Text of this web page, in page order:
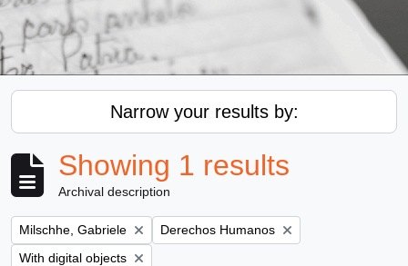
Narrow your results by:
Showing 1 results
Archival description
Remove filter:
Milschhe, Gabriele Remove filter:
Derechos Humanos
Remove filter:
With digital objects